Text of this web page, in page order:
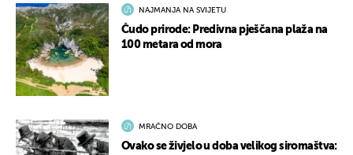
NAJMANJA NA SVIJETU
Čudo prirode: Predivna pješčana plaža na
100 metara od mora
MRAČNO DOBA
Ovako se živjelo u doba velikog siromaštva: